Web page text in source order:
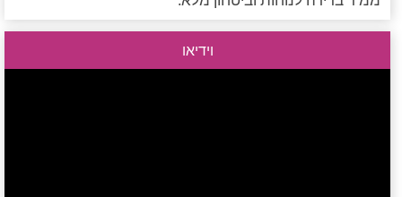
וידיאו